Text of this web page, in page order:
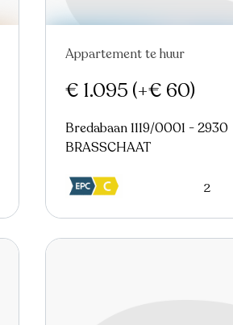
Nieuw
Appartement te huur
€ 1.095 (+€ 60)
Bredabaan 1119/0001 - 2930
BRASSCHAAT
2